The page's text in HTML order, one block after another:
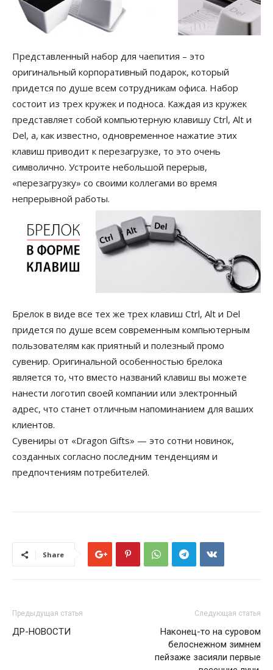
Представленный набор для чаепития – это
оригинальный корпоративный подарок, который
придется по душе всем сотрудникам офиса. Набор
состоит из трех кружек и подноса. Каждая из кружек
представляет собой компьютерную клавишу Ctrl, Alt и
Del, а, как известно, одновременное нажатие этих
клавиш приводит к перезагрузке, то это очень
символично. Устроите небольшой перерыв,
«перезагрузку» со своими коллегами во время
непрерывной работы.
Брелок в виде все тех же трех клавиш Ctrl, Alt и Del
придется по душе всем современным компьютерным
пользователям как приятный и полезный промо
сувенир. Оригинальной особенностью брелока
является то, что вместо названий клавиш вы можете
нанести логотип своей компании или электронный
адрес, что станет отличным напоминанием для ваших
клиентов.
Сувениры от «Dragon Gifts» — это сотни новинок,
созданных согласно последним тенденциям и
предпочтениям потребителей.
Share
Предыдущая статья
ДР-НОВОСТИ
Следующая статья
Наконец-то на суровом
белоснежном зимнем
пейзаже засияли первые